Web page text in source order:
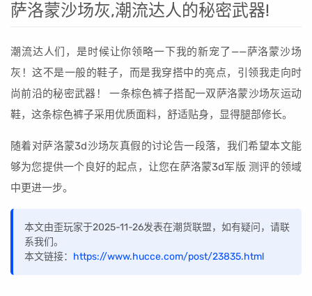
萨洛蒙沙场灰,潮流达人的秘密武器!
潮流达人们，是时候让你领略一下我的新宠了——萨洛蒙沙场
灰！这不是一般的鞋子，而是我穿搭中的亮点，引领我走向时
尚前沿的秘密武器！ 一条棕色裤子搭配一双萨洛蒙沙场灰运动
鞋，这条棕色裤子采用优质面料，舒适贴身，显得腿部修长。
随着对萨洛蒙3d沙场灰真假的讨论告一段落，我们希望本文能
够为您提供一个良好的起点，让您在萨洛蒙3d军版 测评的领域
中更进一步。
本文由歪玩家于2025-11-26发表在潮货联盟，如有疑问，请联
系我们。
本文链接： https://www.hucce.com/post/23835.html